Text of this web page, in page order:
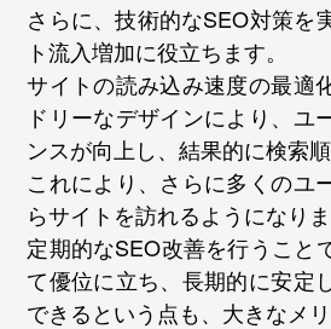
さらに、技術的なSEO対策を
ト流入増加に役立ちます。
サイトの読み込み速度の最適
ドリーなデザインにより、ユ
ンスが向上し、結果的に検索
これにより、さらに多くのユ
らサイトを訪れるようになりま
定期的なSEO改善を行うこと
て優位に立ち、長期的に安定
できるという点も、大きなメリ